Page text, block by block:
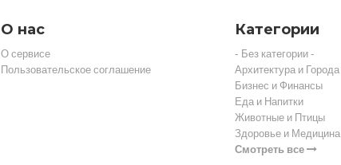
О нас
О сервисе
Пользовательское соглашение
Категории
- Без категории -
Архитектура и Города
Бизнес и Финансы
Еда и Напитки
Животные и Птицы
Здоровье и Медицина
Смотреть все